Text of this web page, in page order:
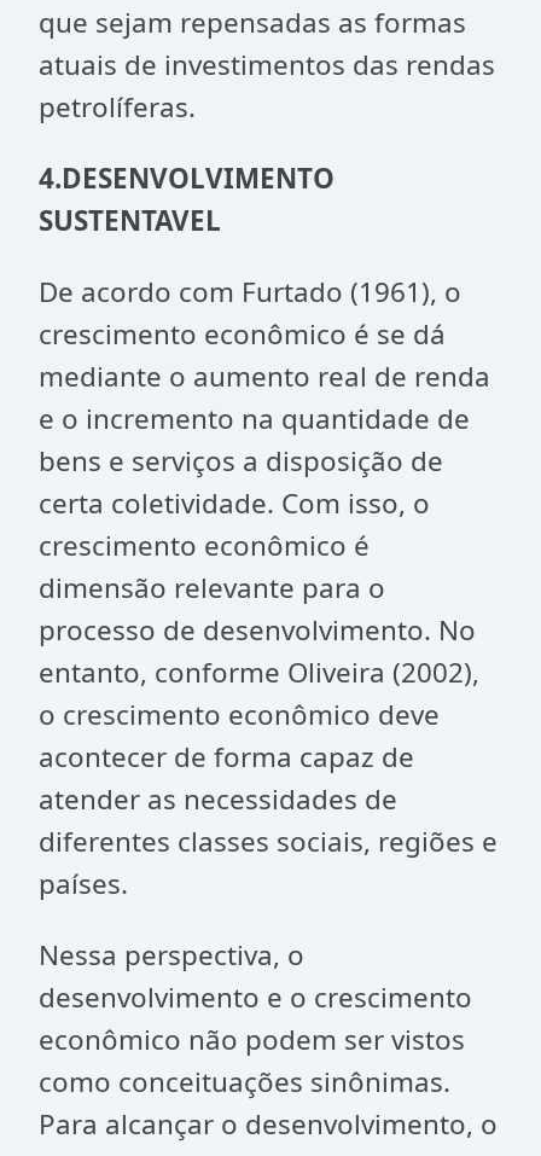
que sejam repensadas as formas
atuais de investimentos das rendas
petrolíferas.
4.DESENVOLVIMENTO
SUSTENTAVEL
De acordo com Furtado (1961), o
crescimento econômico é se dá
mediante o aumento real de renda
e o incremento na quantidade de
bens e serviços a disposição de
certa coletividade. Com isso, o
crescimento econômico é
dimensão relevante para o
processo de desenvolvimento. No
entanto, conforme Oliveira (2002),
o crescimento econômico deve
acontecer de forma capaz de
atender as necessidades de
diferentes classes sociais, regiões e
países.
Nessa perspectiva, o
desenvolvimento e o crescimento
econômico não podem ser vistos
como conceituações sinônimas.
Para alcançar o desenvolvimento, o